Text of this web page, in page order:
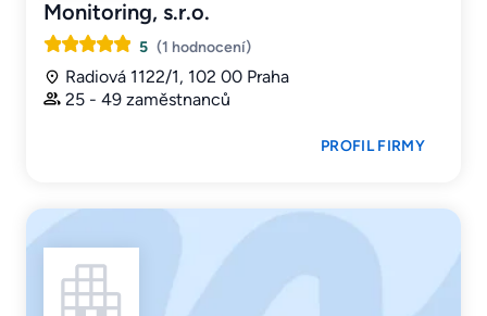
Monitoring, s.r.o.
5 (1 hodnocení)
Radiová 1122/1, 102 00 Praha
25 - 49 zaměstnanců
PROFIL FIRMY